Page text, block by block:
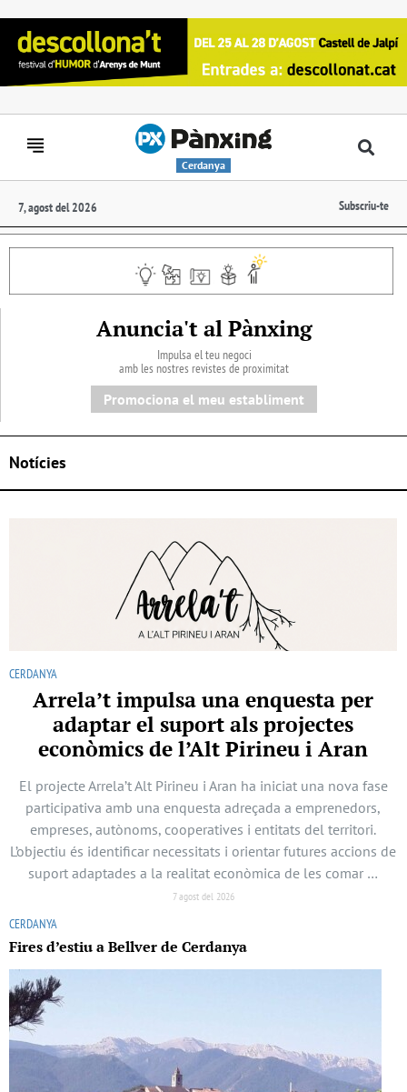
Cerdanya
7, agost del 2026 Subscriu-te
Anuncia't al Pànxing
Impulsa el teu negoci
amb les nostres revistes de proximitat
Promociona el meu establiment
Notícies
CERDANYA
Arrela’t impulsa una enquesta per
adaptar el suport als projectes
econòmics de l’Alt Pirineu i Aran
El projecte Arrela’t Alt Pirineu i Aran ha iniciat una nova fase
participativa amb una enquesta adreçada a emprenedors,
empreses, autònoms, cooperatives i entitats del territori.
L’objectiu és identificar necessitats i orientar futures accions de
suport adaptades a la realitat econòmica de les comar …
7 agost del 2026
CERDANYA
Fires d’estiu a Bellver de Cerdanya